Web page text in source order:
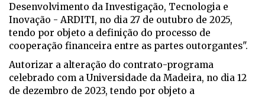
Desenvolvimento da Investigação, Tecnologia e
Inovação - ARDITI, no dia 27 de outubro de 2025,
tendo por objeto a definição do processo de
cooperação financeira entre as partes outorgantes".
Autorizar a alteração do contrato-programa
celebrado com a Universidade da Madeira, no dia 12
de dezembro de 2023, tendo por objeto a